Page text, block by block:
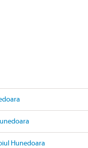
Hunedoara